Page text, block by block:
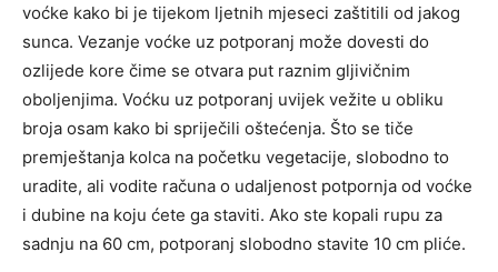
voćke kako bi je tijekom ljetnih mjeseci zaštitili od jakog
sunca. Vezanje voćke uz potporanj može dovesti do
ozlijede kore čime se otvara put raznim gljivičnim
oboljenjima. Voćku uz potporanj uvijek vežite u obliku
broja osam kako bi spriječili oštećenja. Što se tiče
premještanja kolca na početku vegetacije, slobodno to
uradite, ali vodite računa o udaljenost potpornja od voćke
i dubine na koju ćete ga staviti. Ako ste kopali rupu za
sadnju na 60 cm, potporanj slobodno stavite 10 cm pliće.